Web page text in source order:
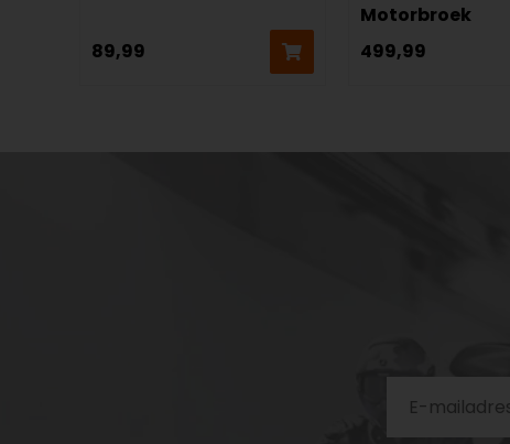
89,99
Motorbroek
499,99